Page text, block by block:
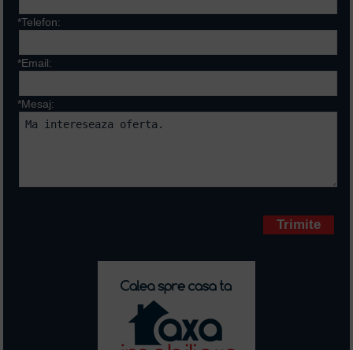
*Telefon:
*Email:
*Mesaj: